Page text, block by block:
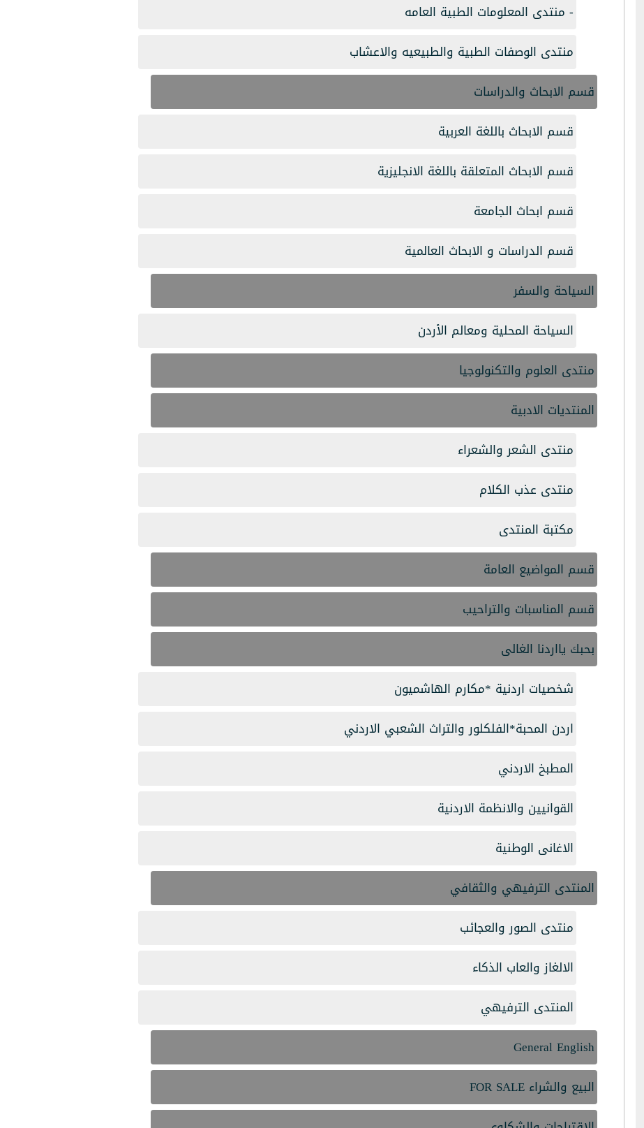
- منتدى المعلومات الطبية العامه
منتدى الوصفات الطبية والطبيعيه والاعشاب
قسم الابحاث والدراسات
قسم الابحاث باللغة العربية
قسم الابحاث المتعلقة باللغة الانجليزية
قسم ابحاث الجامعة
قسم الدراسات و الابحاث العالمية
السياحة والسفر
السياحة المحلية ومعالم الأردن
منتدى العلوم والتكنولوجيا
المنتديات الادبية
منتدى الشعر والشعراء
منتدى عذب الكلام
مكتبة المنتدى
قسم المواضيع العامة
قسم المناسبات والتراحيب
بحبك يااردنا الغالى
شخصيات اردنية *مكارم الهاشميون
اردن المحبة*الفلكلور والتراث الشعبي الاردني
المطبخ الاردني
القوانيين والانظمة الاردنية
الاغانى الوطنية
المنتدى الترفيهي والثقافي
منتدى الصور والعجائب
الالغاز والعاب الذكاء
المنتدى الترفيهي
General English
البيع والشراء FOR SALE